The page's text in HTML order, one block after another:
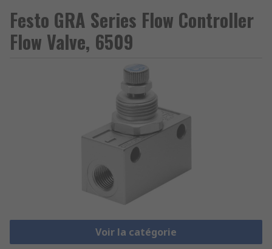
Festo GRA Series Flow Controller
Flow Valve, 6509
Voir la catégorie